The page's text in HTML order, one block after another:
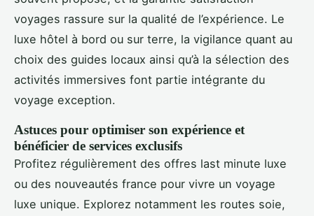
voyages rassure sur la qualité de l’expérience. Le
luxe hôtel à bord ou sur terre, la vigilance quant au
choix des guides locaux ainsi qu’à la sélection des
activités immersives font partie intégrante du
voyage exception.
Astuces pour optimiser son expérience et
bénéficier de services exclusifs
Profitez régulièrement des offres last minute luxe
ou des nouveautés france pour vivre un voyage
luxe unique. Explorez notamment les routes soie,